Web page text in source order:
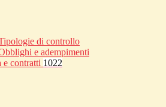
di controllo
e adempimenti
e contratti 1022